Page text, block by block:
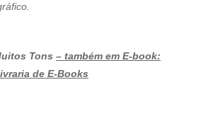
Tons – também em E-book:
de E-Books